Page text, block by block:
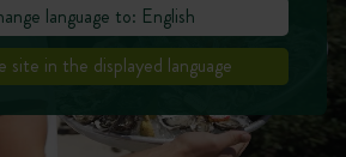
language to: English
site in the displayed language